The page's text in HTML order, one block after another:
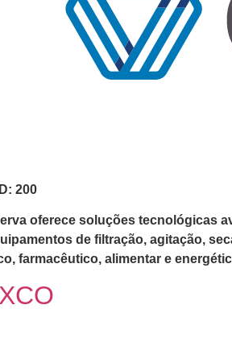
200
oferece soluções tecnológicas
de filtração, agitação,
farmacêutico, alimentar e